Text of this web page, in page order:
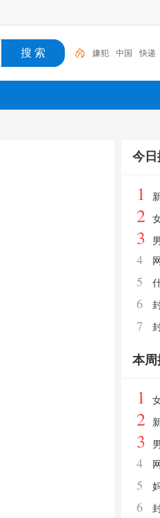
嫌犯 中国 快递
部 新闻 女儿 封
今日
1
2
3
4
5
6
7
本周
1
2
3
4
5
6